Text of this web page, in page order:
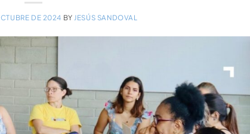
DE 2024 BY JESÚS SANDOVAL